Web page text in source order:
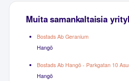
Muita samankaltaisia
Bostads Ab Geranium
Hangö
Bostads Ab Hangö - Parkgatan 10
Hangö